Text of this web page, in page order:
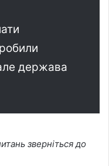
держава
зверніться до